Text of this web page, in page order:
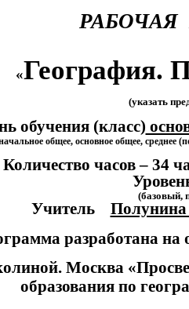
«География.
(указать
обучения (класс)
общее, основное общее, среднее
Количество часов –
(базовый,
Учитель Полунина
разработана на
Москва
образования по